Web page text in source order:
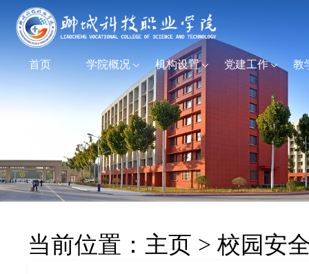
首页 学院概况 机构设置 党建工作 教
当前位置： 主页 > 校园安